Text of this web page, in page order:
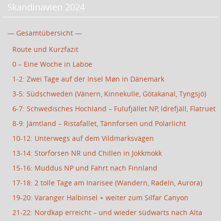
Skandinavien 2024
— Gesamtübersicht —
Route und Kurzfazit
0 – Eine Woche in Laboe
1-2: Zwei Tage auf der Insel Møn in Dänemark
3-5: Südschweden (Vänern, Kinnekulle, Götakanal, Tyngsjö)
6-7: Schwedisches Hochland – Fulufjället NP, Idrefjäll, Flatruet
8-9: Jämtland – Ristafallet, Tännforsen und Polarlicht
10-12: Unterwegs auf dem Vildmarksvägen
13-14: Storforsen NR und Chillen in Jokkmokk
15-16: Muddus NP und Fahrt nach Finnland
17-18: 2 tolle Tage am Inarisee (Wandern, Radeln, Aurora)
19-20: Varanger Halbinsel + weiter zum Silfar Canyon
21-22: Nordkap erreicht – und wieder südwarts nach Alta